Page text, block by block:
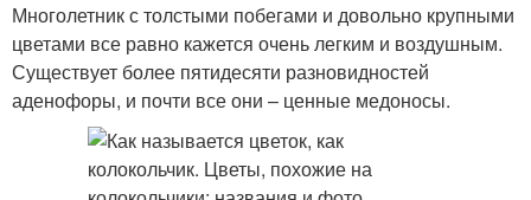
Многолетник с толстыми побегами и довольно крупными
цветами все равно кажется очень легким и воздушным.
Существует более пятидесяти разновидностей
аденофоры, и почти все они – ценные медоносы.